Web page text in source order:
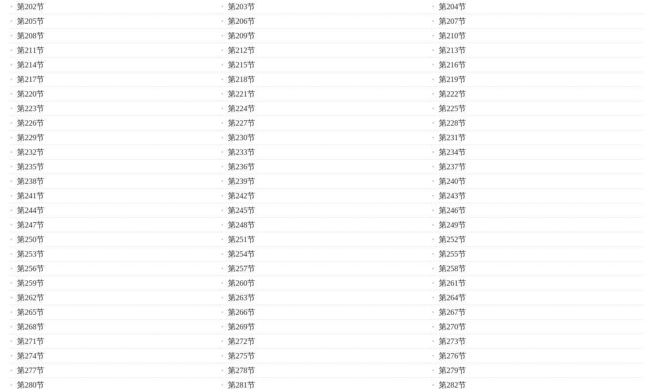
第202节
第203节
第204节
第205节
第206节
第207节
第208节
第209节
第210节
第211节
第212节
第213节
第214节
第215节
第216节
第217节
第218节
第219节
第220节
第221节
第222节
第223节
第224节
第225节
第226节
第227节
第228节
第229节
第230节
第231节
第232节
第233节
第234节
第235节
第236节
第237节
第238节
第239节
第240节
第241节
第242节
第243节
第244节
第245节
第246节
第247节
第248节
第249节
第250节
第251节
第252节
第253节
第254节
第255节
第256节
第257节
第258节
第259节
第260节
第261节
第262节
第263节
第264节
第265节
第266节
第267节
第268节
第269节
第270节
第271节
第272节
第273节
第274节
第275节
第276节
第277节
第278节
第279节
第280节
第281节 第282节